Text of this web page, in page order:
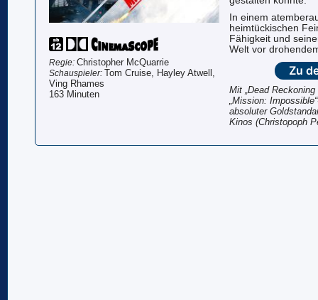
Regie: Christopher McQuarrie
Schauspieler: Tom Cruise, Hayley Atwell,
Ving Rhames
163 Minuten
In einem
heimtückischen
Fähigkeit und
Welt vor
Zu
Mit „Dead
„Mission:
absoluter
Kinos (Christopoph